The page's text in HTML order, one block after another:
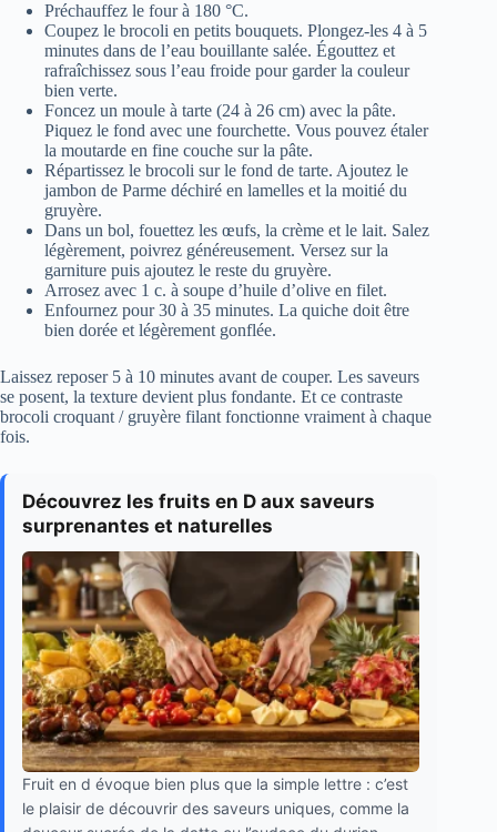
Préchauffez le four à 180 °C.
Coupez le brocoli en petits bouquets. Plongez-les 4 à 5
minutes dans de l’eau bouillante salée. Égouttez et
rafraîchissez sous l’eau froide pour garder la couleur
bien verte.
Foncez un moule à tarte (24 à 26 cm) avec la pâte.
Piquez le fond avec une fourchette. Vous pouvez étaler
la moutarde en fine couche sur la pâte.
Répartissez le brocoli sur le fond de tarte. Ajoutez le
jambon de Parme déchiré en lamelles et la moitié du
gruyère.
Dans un bol, fouettez les œufs, la crème et le lait. Salez
légèrement, poivrez généreusement. Versez sur la
garniture puis ajoutez le reste du gruyère.
Arrosez avec 1 c. à soupe d’huile d’olive en filet.
Enfournez pour 30 à 35 minutes. La quiche doit être
bien dorée et légèrement gonflée.
Laissez reposer 5 à 10 minutes avant de couper. Les saveurs
se posent, la texture devient plus fondante. Et ce contraste
brocoli croquant / gruyère filant fonctionne vraiment à chaque
fois.
Découvrez les fruits en D aux saveurs
surprenantes et naturelles
Fruit en d évoque bien plus que la simple lettre : c’est
le plaisir de découvrir des saveurs uniques, comme la